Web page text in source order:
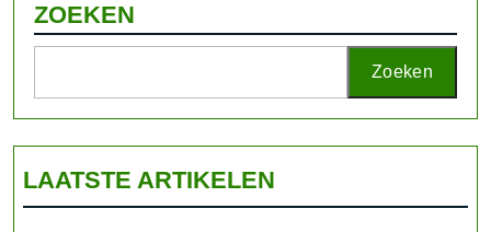
ZOEKEN
Zoeken
LAATSTE ARTIKELEN